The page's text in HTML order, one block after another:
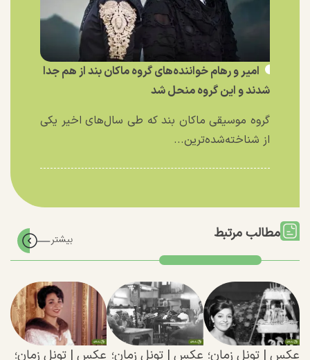
امیر و رهام خواننده‌های گروه ماکان بند از هم جدا
شدند و این گروه منحل شد
گروه موسیقی ماکان بند که طی سال‌های اخیر یکی
از شناخته‌شده‌ترین...
مطالب مرتبط
عکس | تونل زمان؛ عکس | تونل زمان؛ عکس | تونل زمان؛